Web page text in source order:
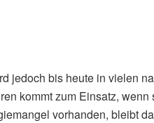
jedoch bis heute in vielen
kommt zum Einsatz, wenn
vorhanden, bleibt